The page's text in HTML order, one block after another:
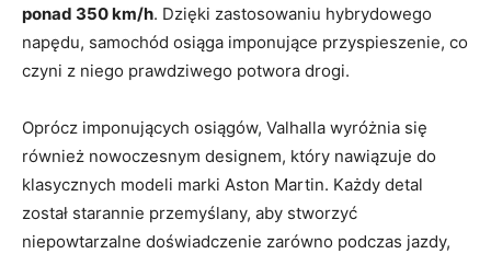
ponad 350 km/h.⁤ Dzięki zastosowaniu⁣ hybrydowego​
napędu, ⁤samochód osiąga imponujące przyspieszenie,⁣ co
czyni z niego prawdziwego potwora ⁢drogi.
Oprócz imponujących osiągów, Valhalla wyróżnia się
również nowoczesnym designem, który⁣ nawiązuje do
klasycznych modeli‍ marki Aston Martin. Każdy detal
został starannie przemyślany,⁤ aby stworzyć
niepowtarzalne doświadczenie zarówno‌ podczas ‌jazdy,